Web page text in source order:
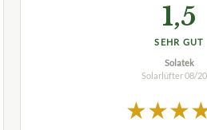
1,5
SEHR GUT
Solatek
Solarlüfter08/
★★★